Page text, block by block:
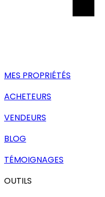
MES PROPRIÉTÉS
ACHETEURS
VENDEURS
BLOG
TÉMOIGNAGES
OUTILS